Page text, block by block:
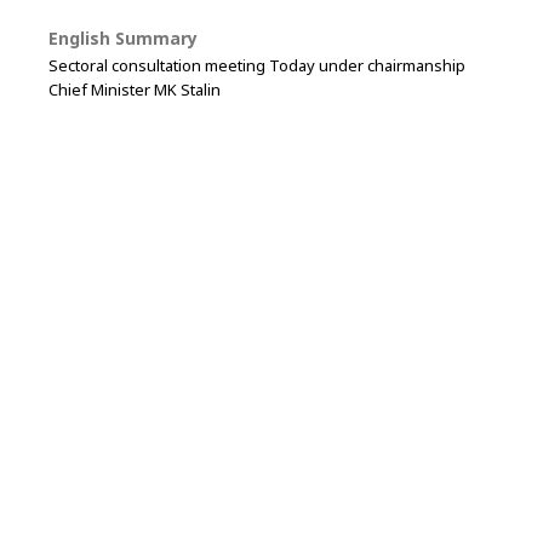
English Summary
Sectoral consultation meeting Today under chairmanship
Chief Minister MK Stalin